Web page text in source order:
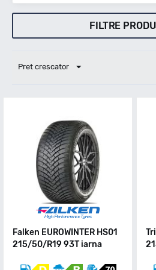
FILTRE
Pret crescator
Falken EUROWINTER HS01
215/50/R19 93T iarna